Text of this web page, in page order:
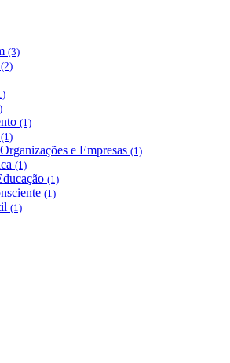
(3)
(2)
(1)
(1)
e Empresas (1)
(1)
(1)
(1)
(1)